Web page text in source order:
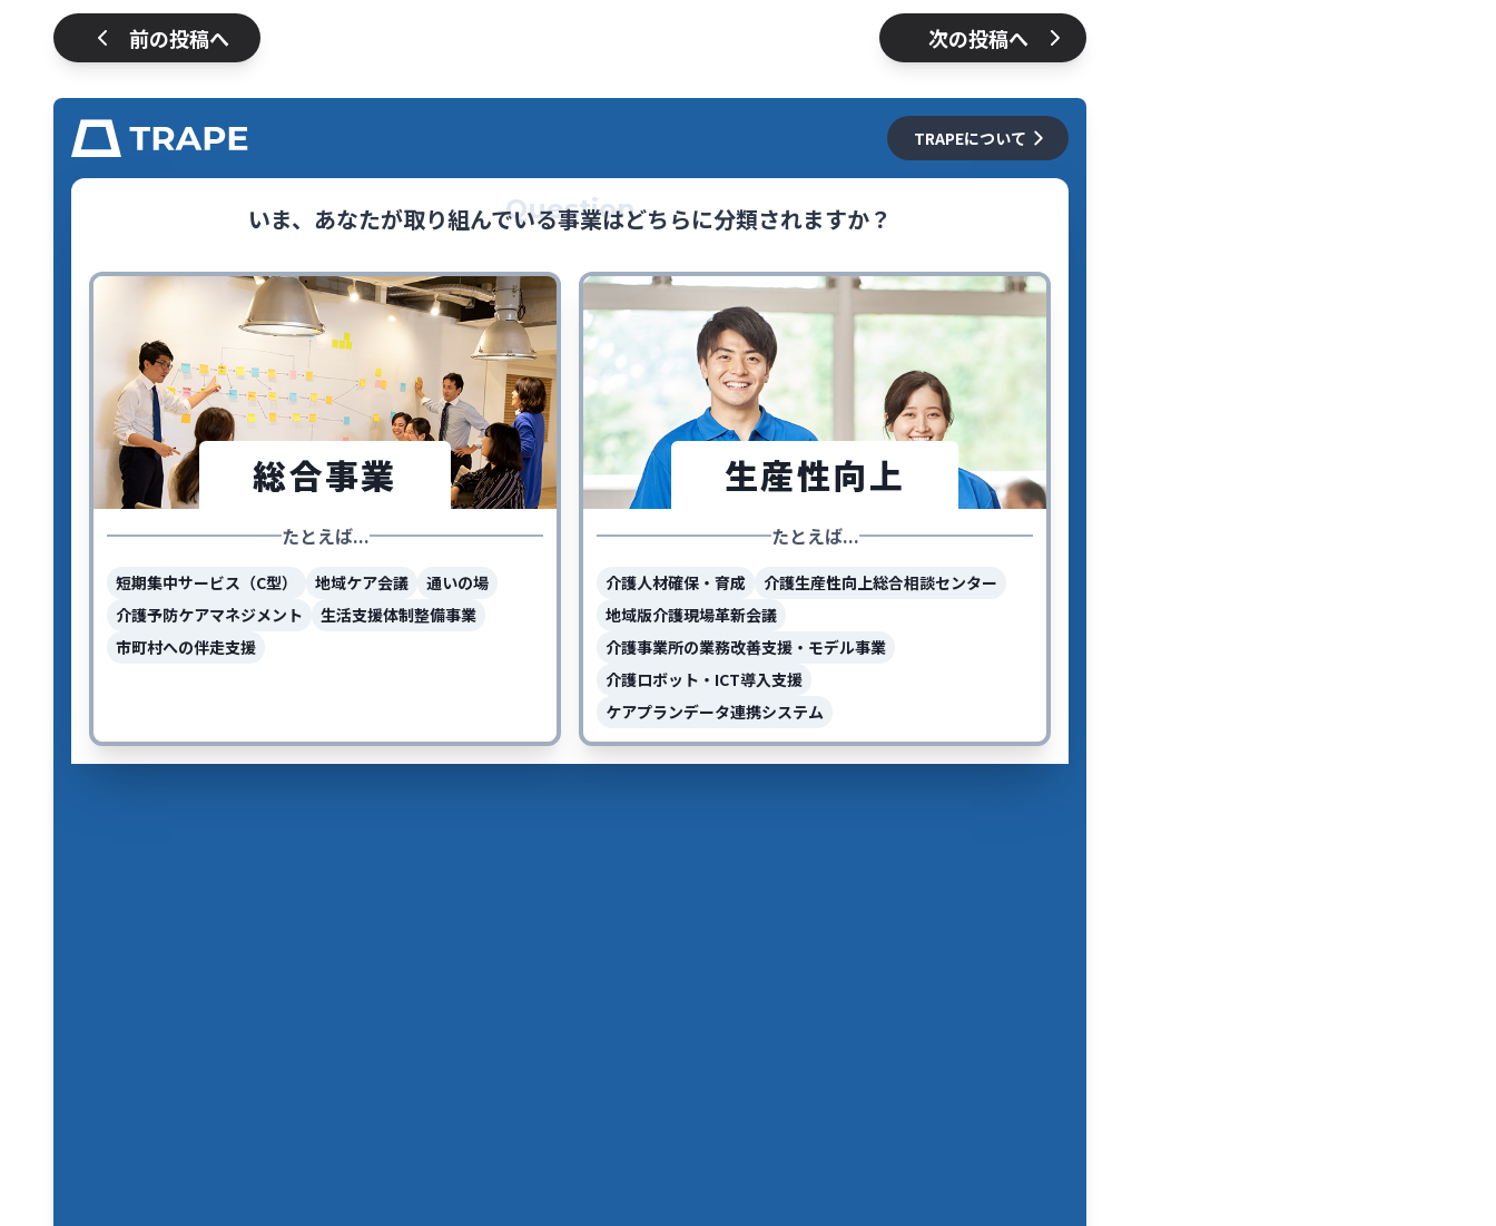
前の投稿へ 次の投稿へ
TRAPEについて
Question
いま、あなたが取り組んでいる事業はどちらに分類されますか？
総合事業
たとえば...
短期集中サービス（C型） 地域ケア会議
通いの場
介護予防ケアマネジメント
生活支援体制整備事業
市町村への伴走支援
生産性向上
たとえば...
介護人材確保・育成
介護生産性向上総合相談センター
地域版介護現場革新会議
介護事業所の業務改善支援・モデル事業
介護ロボット・ICT導入支援
ケアプランデータ連携システム